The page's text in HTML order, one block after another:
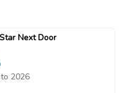
Next Door
2026